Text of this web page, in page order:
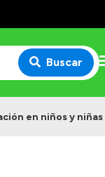
Buscar
en niños y niñas